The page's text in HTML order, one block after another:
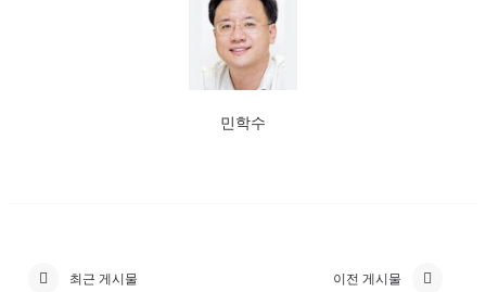
민학수
최근 게시물 이전 게시물